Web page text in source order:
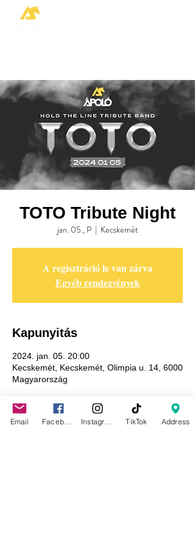
TOTO Tribute Night
jan. 05., P
  |
Kecskemét
A regisztráció le van zárva
Egyéb rendezvények
Kapunyitás
2024. jan. 05. 20:00
Kecskemét, Kecskemét, Olimpia u. 14, 6000
Magyarország
Adatkezelési tájékoztató
Email TikTok Address